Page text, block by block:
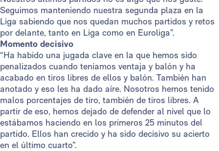
Seguimos manteniendo nuestra segunda plaza en la
Liga sabiendo que nos quedan muchos partidos y retos
por delante, tanto en Liga como en Euroliga”.
Momento decisivo
“Ha habido una jugada clave en la que hemos sido
penalizados cuando teníamos ventaja y balón y ha
acabado en tiros libres de ellos y balón. También han
anotado y eso les ha dado aíre. Nosotros hemos tenido
malos porcentajes de tiro, también de tiros libres. A
partir de eso, hemos dejado de defender al nivel que lo
estábamos haciendo en los primeros 25 minutos del
partido. Ellos han crecido y ha sido decisivo su acierto
en el último cuarto”.